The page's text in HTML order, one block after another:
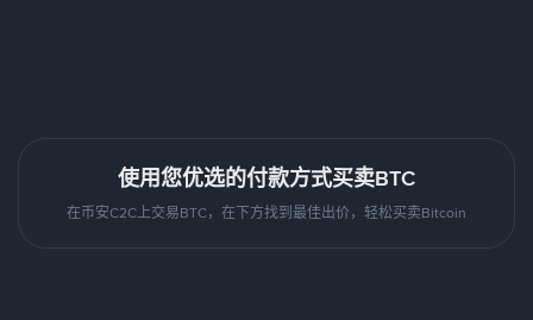
使用您优选的付款方式买卖BTC
在币安C2C上交易BTC，在下方找到最佳出价，轻松买卖Bitcoin